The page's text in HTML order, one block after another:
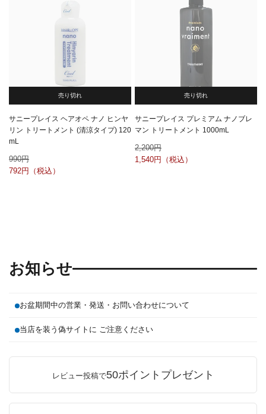
売り切れ
サニープレイス ヘアオペ ナノ ヒンヤ
リン トリートメント (清涼タイプ) 120
mL
990
792
売り切れ
サニープレイス プレミアム ナノブレ
マン トリートメント 1000mL
2,200
1,540
お知らせ
お盆期間中の営業・発送・お問い合わせについて
当店を装う偽サイトに ご注意ください
レビュー投稿で50ポイントプレゼント